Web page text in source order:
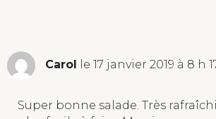
Carol le 17 janvier 2019 à 8 h
Super bonne salade. Très